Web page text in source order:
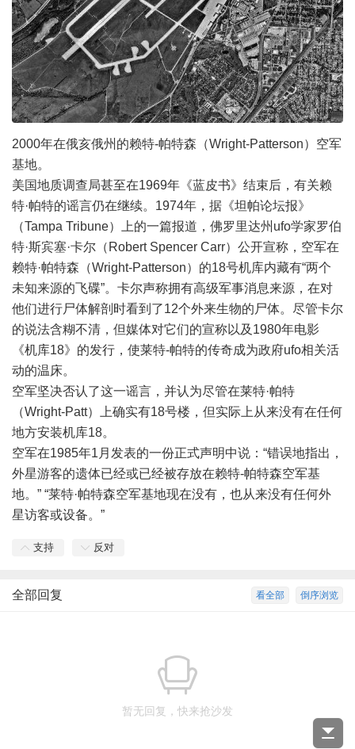
2000年在俄亥俄州的赖特-帕特森（Wright-Patterson）空军
基地。
美国地质调查局甚至在1969年《蓝皮书》结束后，有关赖
特·帕特的谣言仍在继续。1974年，据《坦帕论坛报》
（Tampa Tribune）上的一篇报道，佛罗里达州ufo学家罗伯
特·斯宾塞·卡尔（Robert Spencer Carr）公开宣称，空军在
赖特·帕特森（Wright-Patterson）的18号机库内藏有“两个
未知来源的飞碟”。卡尔声称拥有高级军事消息来源，在对
他们进行尸体解剖时看到了12个外来生物的尸体。尽管卡尔
的说法含糊不清，但媒体对它们的宣称以及1980年电影
《机库18》的发行，使莱特-帕特的传奇成为政府ufo相关活
动的温床。
空军坚决否认了这一谣言，并认为尽管在莱特·帕特
（Wright-Patt）上确实有18号楼，但实际上从来没有在任何
地方安装机库18。
空军在1985年1月发表的一份正式声明中说：“错误地指出，
外星游客的遗体已经或已经被存放在赖特-帕特森空军基
地。” “莱特·帕特森空军基地现在没有，也从来没有任何外
星访客或设备。”
支持 反对
倒序浏览
看全部
全部回复
暂无回复，快来抢沙发